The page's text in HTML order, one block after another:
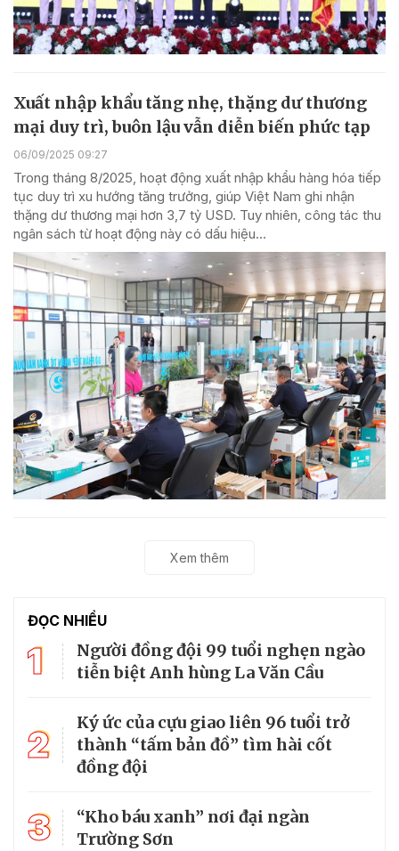
Xuất nhập khẩu tăng nhẹ, thặng dư thương
mại duy trì, buôn lậu vẫn diễn biến phức tạp
06/09/2025 09:27
Trong tháng 8/2025, hoạt động xuất nhập khẩu hàng hóa tiếp
tục duy trì xu hướng tăng trưởng, giúp Việt Nam ghi nhận
thặng dư thương mại hơn 3,7 tỷ USD. Tuy nhiên, công tác thu
ngân sách từ hoạt động này có dấu hiệu...
Xem thêm
ĐỌC NHIỀU
1
Người đồng đội 99 tuổi nghẹn ngào
tiễn biệt Anh hùng La Văn Cầu
2
Ký ức của cựu giao liên 96 tuổi trở
thành “tấm bản đồ” tìm hài cốt
đồng đội
3
“Kho báu xanh” nơi đại ngàn
Trường Sơn